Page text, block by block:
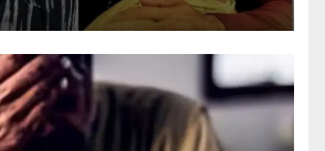
Hashmi
2 delay release